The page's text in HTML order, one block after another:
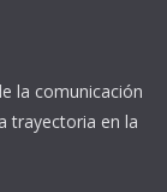
la comunicación
trayectoria en la